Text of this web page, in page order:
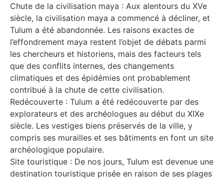
Chute de la civilisation maya : Aux alentours du XVe
siècle, la civilisation maya a commencé à décliner, et
Tulum a été abandonnée. Les raisons exactes de
l’effondrement maya restent l’objet de débats parmi
les chercheurs et historiens, mais des facteurs tels
que des conflits internes, des changements
climatiques et des épidémies ont probablement
contribué à la chute de cette civilisation.
Redécouverte : Tulum a été redécouverte par des
explorateurs et des archéologues au début du XIXe
siècle. Les vestiges biens préservés de la ville, y
compris ses murailles et ses bâtiments en font un site
archéologique populaire.
Site touristique : De nos jours, Tulum est devenue une
destination touristique prisée en raison de ses plages